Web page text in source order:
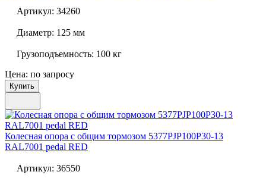
Артикул: 34260
Диаметр: 125 мм
Грузоподъемность: 100 кг
Цена: по запросу
Купить
Колесная опора с общим тормозом 5377PJP100P30-13
RAL7001 pedal RED
Артикул: 36550